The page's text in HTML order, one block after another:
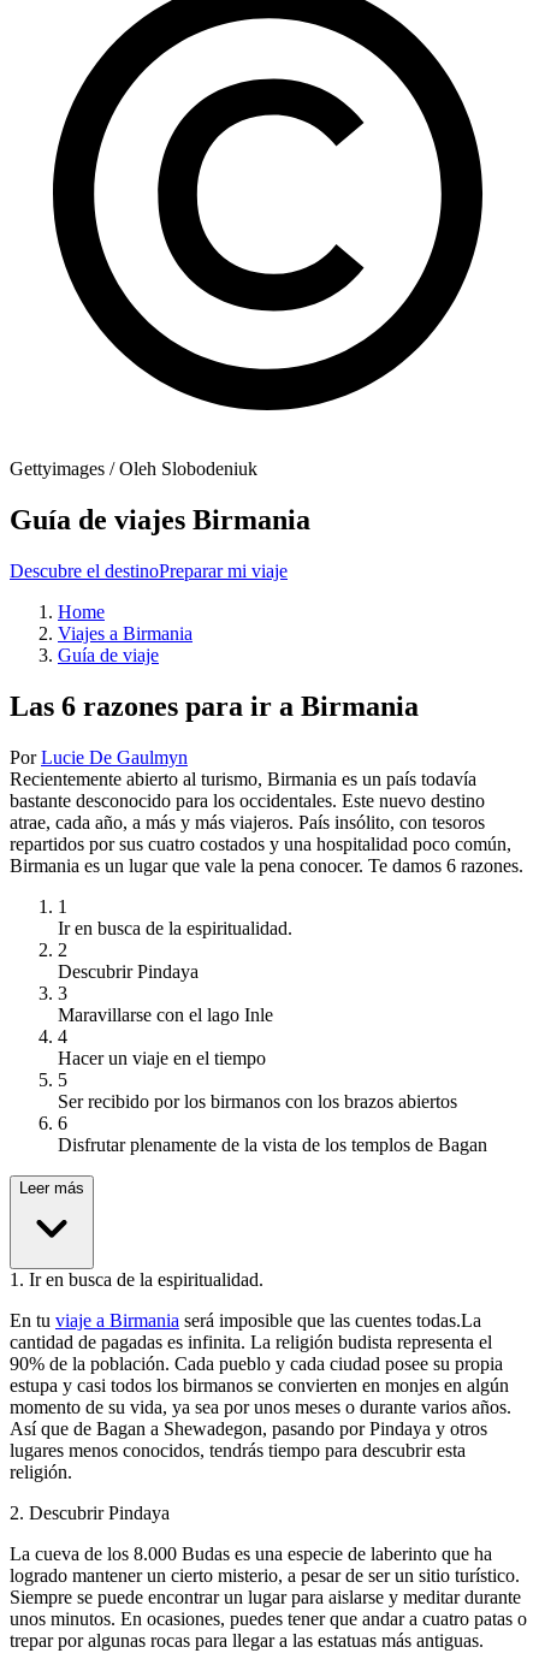
Gettyimages / Oleh Slobodeniuk
Guía de viajes Birmania
Descubre el destinoPreparar mi viaje
Home
Viajes a Birmania
Guía de viaje
Las 6 razones para ir a Birmania
PorLucie De Gaulmyn
Recientemente abierto al turismo, Birmania es un país todavía
bastante desconocido para los occidentales. Este nuevo destino
atrae, cada año, a más y más viajeros. País insólito, con tesoros
repartidos por sus cuatro costados y una hospitalidad poco común,
Birmania es un lugar que vale la pena conocer. Te damos 6 razones.
1
Ir en busca de la espiritualidad.
2
Descubrir Pindaya
3
Maravillarse con el lago Inle
4
Hacer un viaje en el tiempo
5
Ser recibido por los birmanos con los brazos abiertos
6
Disfrutar plenamente de la vista de los templos de Bagan
Leer más
1 . Ir en busca de la espiritualidad.
En tu viaje a Birmania será imposible que las cuentes todas.La
cantidad de pagadas es infinita. La religión budista representa el
90% de la población. Cada pueblo y cada ciudad posee su propia
estupa y casi todos los birmanos se convierten en monjes en algún
momento de su vida, ya sea por unos meses o durante varios años.
Así que de Bagan a Shewadegon, pasando por Pindaya y otros
lugares menos conocidos, tendrás tiempo para descubrir esta
religión.
2. Descubrir Pindaya
La cueva de los 8.000 Budas es una especie de laberinto que ha
logrado mantener un cierto misterio, a pesar de ser un sitio turístico.
Siempre se puede encontrar un lugar para aislarse y meditar durante
unos minutos. En ocasiones, puedes tener que andar a cuatro patas o
trepar por algunas rocas para llegar a las estatuas más antiguas.